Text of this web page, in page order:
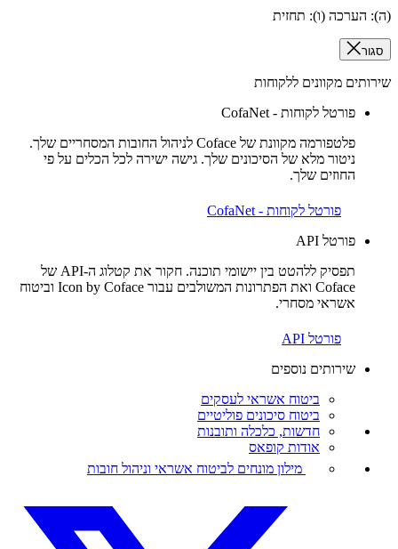
(ה): הערכה (ו): תחזית
סגור
שירותים מקוונים ללקוחות
פורטל לקוחות - CofaNet
פלטפורמה מקוונת של Coface לניהול החובות המסחריים שלך.
ניטור מלא של הסיכונים שלך. גישה ישירה לכל הכלים על פי
החוזים שלך.
פורטל לקוחות - CofaNet
פורטל API
תפסיק ללהטט בין יישומי תוכנה. חקור את קטלוג ה-API של
Coface ואת הפתרונות המשולבים עבור Icon by Coface וביטוח
אשראי מסחרי.
פורטל API
שירותים נוספים
ביטוח אשראי לעסקים
ביטוח סיכונים פוליטיים
חדשות, כלכלה ותובנות
אודות קופאס
מילון מונחים לביטוח אשראי וניהול חובות